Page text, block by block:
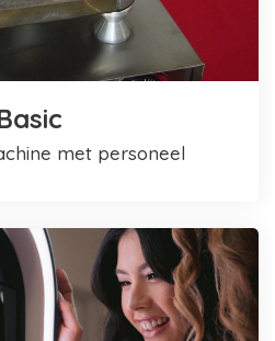
met personeel